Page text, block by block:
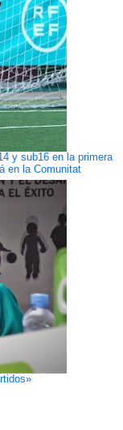
y sub16 en la primera
en la Comunitat